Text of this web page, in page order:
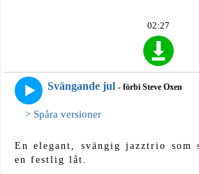
02:27
Svängande jul - förbi Steve Oxen
> Spåra versioner
En elegant, svängig jazztrio som
en festlig låt.